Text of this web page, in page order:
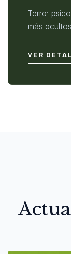
Terror
más
VER